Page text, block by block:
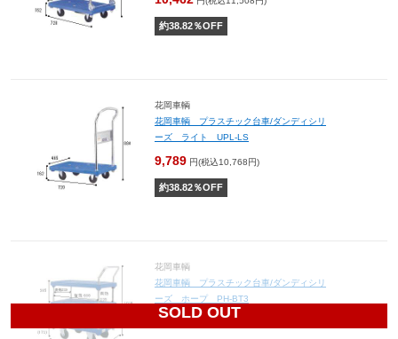
約38.82％OFF
花岡車輌
花岡車輌 プラスチック台車/ダンディシリ
ーズ ライト UPL-LS
9,789 円(税込10,768円)
約38.82％OFF
SOLD OUT
花岡車輌
花岡車輌 プラスチック台車/ダンディシリ
ーズ ホープ PH-BT3
27,590